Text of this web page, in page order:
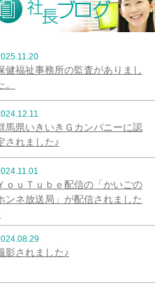
健福祉事務所の監査がありまし
。
馬県いきいきＧカンパニーに認
されました♪
ｏｕＴｕｂｅ配信の「かいごの
ンネ放送局」が配信されました
影されました♪